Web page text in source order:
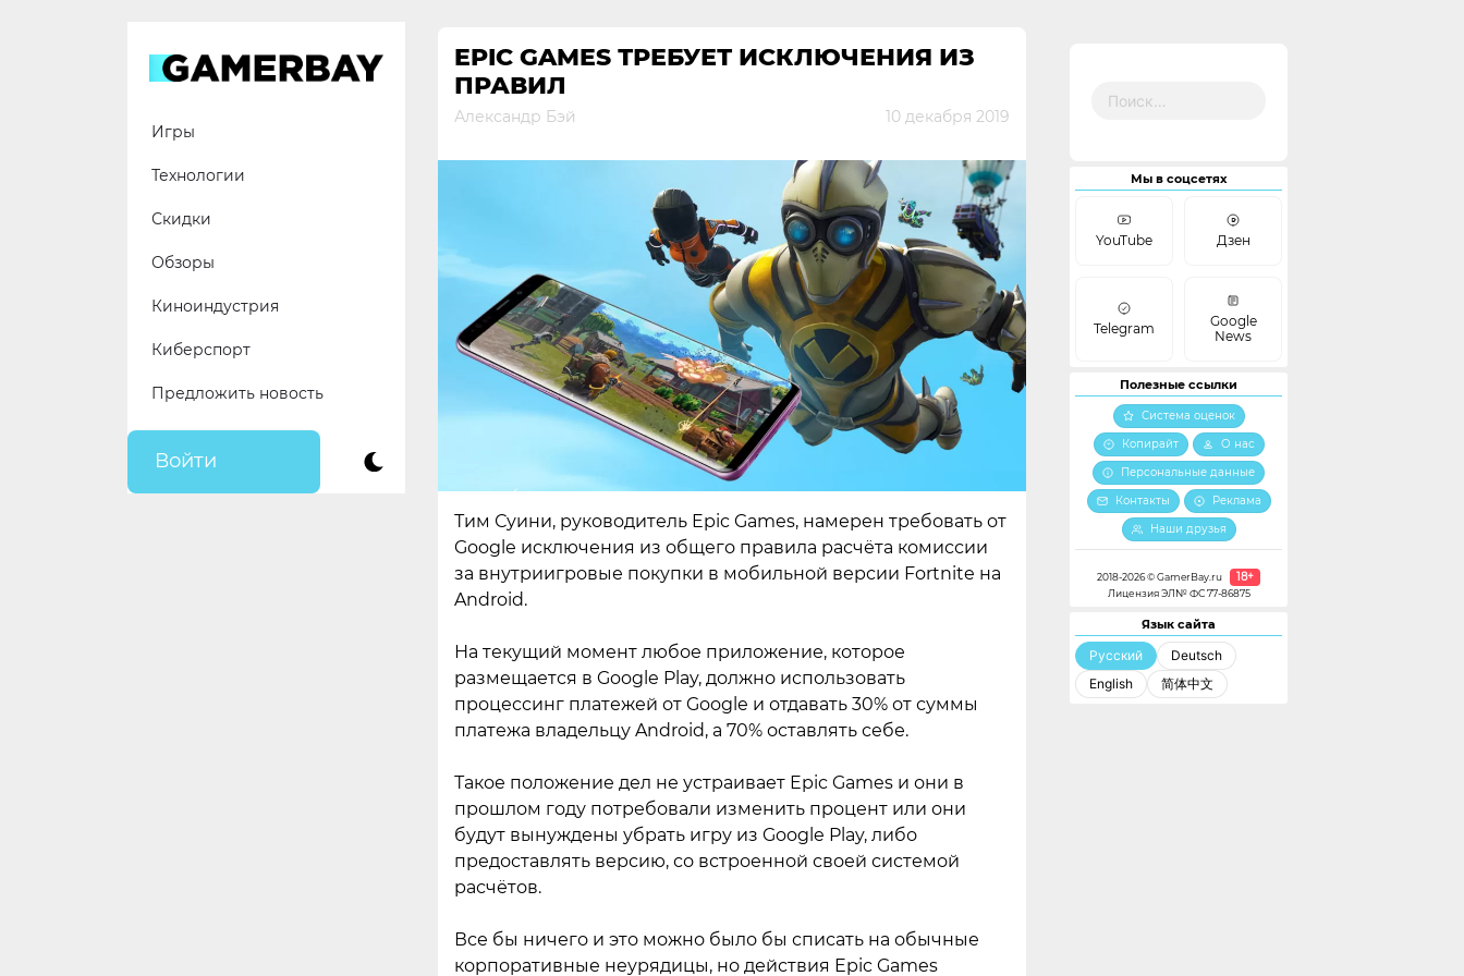
Игры
Технологии
Скидки
Обзоры
Киноиндустрия
Киберспорт
Предложить новость
Войти
EPIC GAMES ТРЕБУЕТ ИСКЛЮЧЕНИЯ ИЗ
ПРАВИЛ
Александр Бэй 10 декабря 2019
Тим Суини, руководитель Epic Games, намерен требовать от
Google исключения из общего правила расчёта комиссии
за внутриигровые покупки в мобильной версии Fortnite на
Android.
На текущий момент любое приложение, которое
размещается в Google Play, должно использовать
процессинг платежей от Google и отдавать 30% от суммы
платежа владельцу Android, а 70% оставлять себе.
Такое положение дел не устраивает Epic Games и они в
прошлом году потребовали изменить процент или они
будут вынуждены убрать игру из Google Play, либо
предоставлять версию, со встроенной своей системой
расчётов.
Все бы ничего и это можно было бы списать на обычные
корпоративные неурядицы, но действия Epic Games
Мы в соцсетях
YouTube Дзен
Telegram
Google
News
Полезные ссылки
Система оценок
Копирайт
О нас
Персональные данные
Контакты
Реклама
Наши друзья
2018-2026 © GamerBay.ru 18+
Лицензия ЭЛ№ ФС 77-86875
Язык сайта
Русский
Deutsch
English
简体中文